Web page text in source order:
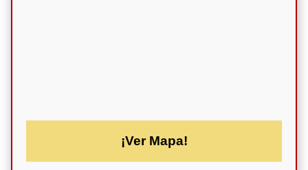
¡Ver Mapa!